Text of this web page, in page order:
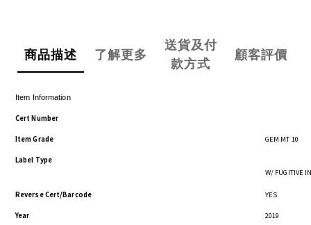
商品描述 了解更多
送貨及付
款方式
顧客評價
Item Information
Cert Number
Item Grade GEM MT 10
Label Type
W/ FUGITIVE
Reverse Cert/Barcode YES
Year 2019